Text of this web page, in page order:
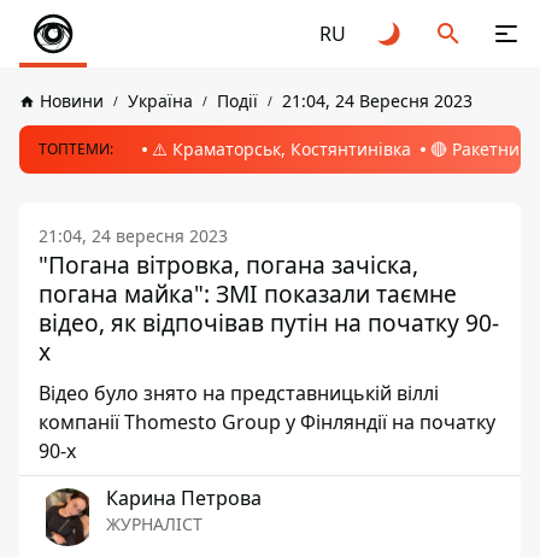
RU
Новини Україна Події 21:04, 24 Вересня 2023
ТОПТЕМИ: ⚠️ Краматорськ, Костянтинівка 🔴 Ракетний
21:04, 24 вересня 2023
"Погана вітровка, погана зачіска,
погана майка": ЗМІ показали таємне
відео, як відпочівав путін на початку 90-
х
Відео було знято на представницькій віллі
компанії Thomesto Group у Фінляндії на початку
90-х
Карина Петрова
ЖУРНАЛІСТ